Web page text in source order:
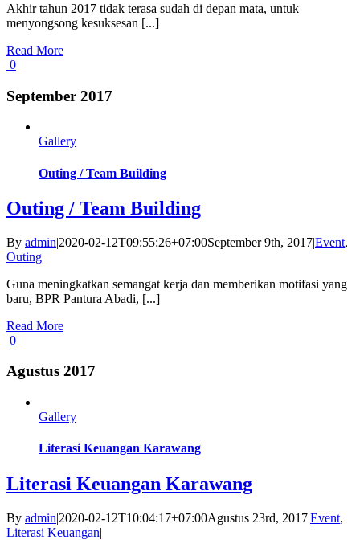
Akhir tahun 2017 tidak terasa sudah di depan mata, untuk
menyongsong kesuksesan [...]
Read More
0
September 2017
Gallery
Outing / Team Building
Outing / Team Building
By admin|2020-02-12T09:55:26+07:00September 9th, 2017|Event,
Outing|
Guna meningkatkan semangat kerja dan memberikan motifasi yang
baru, BPR Pantura Abadi, [...]
Read More
0
Agustus 2017
Gallery
Literasi Keuangan Karawang
Literasi Keuangan Karawang
By admin|2020-02-12T10:04:17+07:00Agustus 23rd, 2017|Event,
Literasi Keuangan|